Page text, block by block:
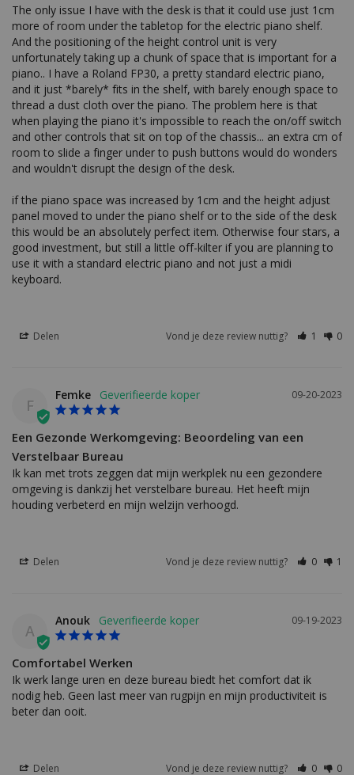
The only issue I have with the desk is that it could use just 1cm
more of room under the tabletop for the electric piano shelf.
And the positioning of the height control unit is very
unfortunately taking up a chunk of space that is important for a
piano.. I have a Roland FP30, a pretty standard electric piano,
and it just *barely* fits in the shelf, with barely enough space to
thread a dust cloth over the piano. The problem here is that
when playing the piano it's impossible to reach the on/off switch
and other controls that sit on top of the chassis... an extra cm of
room to slide a finger under to push buttons would do wonders
and wouldn't disrupt the design of the desk.
if the piano space was increased by 1cm and the height adjust
panel moved to under the piano shelf or to the side of the desk
this would be an absolutely perfect item. Otherwise four stars, a
good investment, but still a little off-kilter if you are planning to
use it with a standard electric piano and not just a midi
keyboard.
Delen Vond je deze review nuttig? 1 0
F
09-20-2023
Femke
Een Gezonde Werkomgeving: Beoordeling van een
Verstelbaar Bureau
Ik kan met trots zeggen dat mijn werkplek nu een gezondere
omgeving is dankzij het verstelbare bureau. Het heeft mijn
houding verbeterd en mijn welzijn verhoogd.
Delen Vond je deze review nuttig? 0 1
A
09-19-2023
Anouk
Comfortabel Werken
Ik werk lange uren en deze bureau biedt het comfort dat ik
nodig heb. Geen last meer van rugpijn en mijn productiviteit is
beter dan ooit.
Delen Vond je deze review nuttig? 0 0